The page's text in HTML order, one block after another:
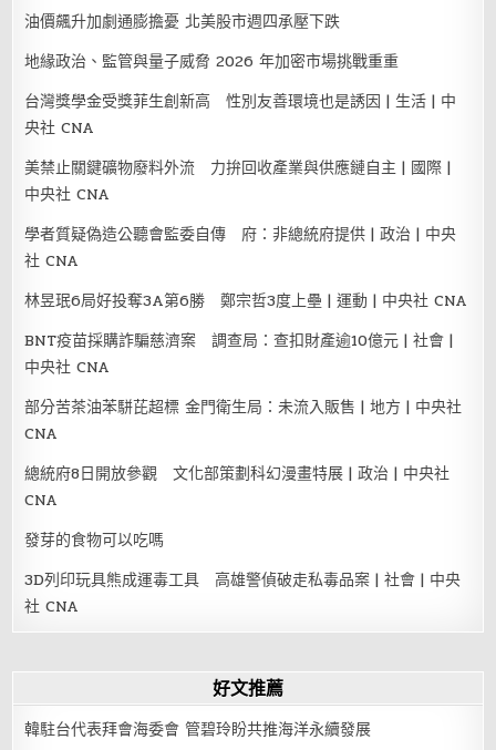
油價飆升加劇通膨擔憂 北美股市週四承壓下跌
地緣政治、監管與量子威脅 2026 年加密市場挑戰重重
台灣獎學金受獎菲生創新高 性別友善環境也是誘因 | 生活 | 中
央社 CNA
美禁止關鍵礦物廢料外流 力拚回收產業與供應鏈自主 | 國際 |
中央社 CNA
學者質疑偽造公聽會監委自傳 府：非總統府提供 | 政治 | 中央
社 CNA
林昱珉6局好投奪3A第6勝 鄭宗哲3度上壘 | 運動 | 中央社 CNA
BNT疫苗採購詐騙慈濟案 調查局：查扣財產逾10億元 | 社會 |
中央社 CNA
部分苦茶油苯駢芘超標 金門衛生局：未流入販售 | 地方 | 中央社
CNA
總統府8日開放參觀 文化部策劃科幻漫畫特展 | 政治 | 中央社
CNA
發芽的食物可以吃嗎
3D列印玩具熊成運毒工具 高雄警偵破走私毒品案 | 社會 | 中央
社 CNA
好文推薦
韓駐台代表拜會海委會 管碧玲盼共推海洋永續發展